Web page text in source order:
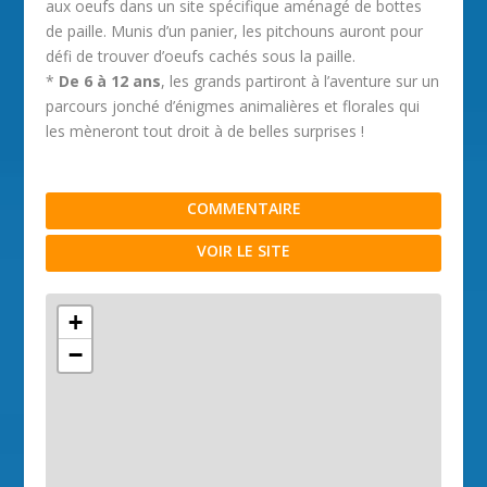
aux oeufs dans un site spécifique aménagé de bottes
de paille. Munis d’un panier, les pitchouns auront pour
défi de trouver d’oeufs cachés sous la paille.
* De 6 à 12 ans, les grands partiront à l’aventure sur un
parcours jonché d’énigmes animalières et florales qui
les mèneront tout droit à de belles surprises !
COMMENTAIRE
VOIR LE SITE
+
−